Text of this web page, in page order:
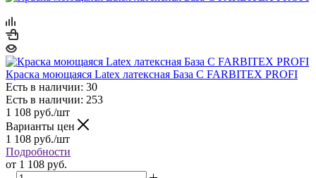
Краска моющаяся Latex латексная База С FARBITEX PROFI
Есть в наличии: 30
Есть в наличии: 253
1 108 руб./шт
Варианты цен
1 108 руб./шт
Подробности
от 1 108 руб.